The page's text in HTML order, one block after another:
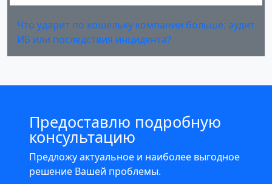
Что ударит по кошельку компании больше: аудит
ИБ или последствия инцидента?
Предоставлю подробную
консультацию
Предложу актуальное и наиболее выгодное
решение Вашей проблемы.